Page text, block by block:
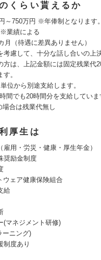
くらい貰えるか
～750万円 ※年俸制となります。
業績による
月（待遇に差異ありません）
慮して、十分な話し合いの上決
は、上記金額には固定残業代
。
位から別途支給します。
間でも20時間分を支給していま
合は残業代無し
厚生は
雇用・労災・健康・厚生年金）
奨励金制度
ウェア健康保険組合
給
(マネジメント研修)
ーニング)
制度あり